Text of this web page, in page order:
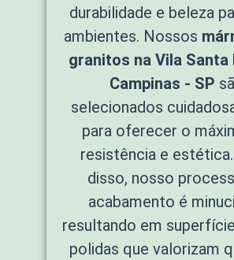
durabilidade e beleza
ambientes. Nossos
granitos na Vila Santa
Campinas - SP
selecionados
para oferecer o
resistência e
disso, nosso
acabamento é
resultando em
polidas que valorizam